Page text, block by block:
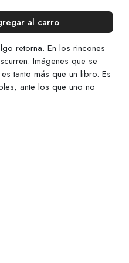
al carro
retorna. En los rincones
Imágenes que se
tanto más que un libro. Es
ante los que uno no